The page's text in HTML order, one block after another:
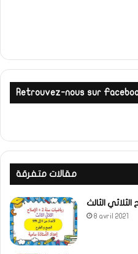
Retrouvez-nous sur
مقالات متفرقة
الثالث
8 avril 2021